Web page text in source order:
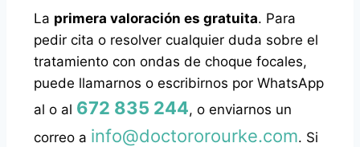
La primera valoración es gratuita. Para
pedir cita o resolver cualquier duda sobre el
tratamiento con ondas de choque focales,
puede llamarnos o escribirnos por WhatsApp
al o al 672 835 244, o enviarnos un
correo a info@doctororourke.com. Si